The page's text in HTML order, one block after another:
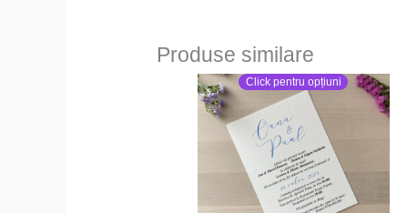
Produse similare
Click pentru opțiuni